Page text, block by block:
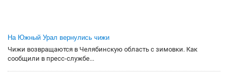
На Южный Урал вернулись чижи
Чижи возвращаются в Челябинскую область с зимовки. Как
сообщили в пресс-службе...